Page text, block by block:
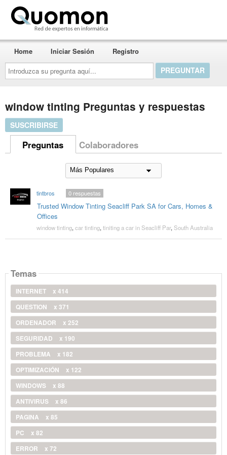
Introduzca
su
pregunta
aquí...
Home Iniciar Sesión Registro
window tinting Preguntas y respuestas
SUSCRIBIRSE
Preguntas Colaboradores
tintbros
Trusted Window Tinting Seacliff Park SA for Cars, Homes &
Offices
0respuestas
window tinting, car tinting, tiniting a car in Seacliff Par, South Australia
Temas
INTERNET
x 414
QUESTION
x 371
ORDENADOR
x 252
SEGURIDAD
x 190
PROBLEMA
x 182
OPTIMIZACIÓN
x 122
WINDOWS
x 88
ANTIVIRUS
x 86
PAGINA
x 85
PC
x 82
ERROR
x 72